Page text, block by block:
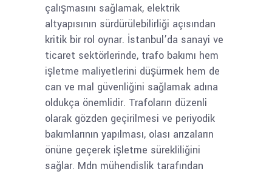
çalışmasını sağlamak, elektrik
altyapısının sürdürülebilirliği açısından
kritik bir rol oynar. İstanbul’da sanayi ve
ticaret sektörlerinde, trafo bakımı hem
işletme maliyetlerini düşürmek hem de
can ve mal güvenliğini sağlamak adına
oldukça önemlidir. Trafoların düzenli
olarak gözden geçirilmesi ve periyodik
bakımlarının yapılması, olası arızaların
önüne geçerek işletme sürekliliğini
sağlar. Mdn mühendislik tarafından